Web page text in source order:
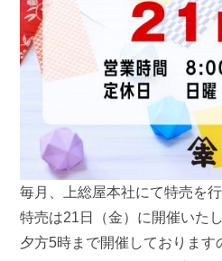
毎月、上総屋本社にて特売を
特売は21日（金）に開催いたし
夕方5時まで開催しております